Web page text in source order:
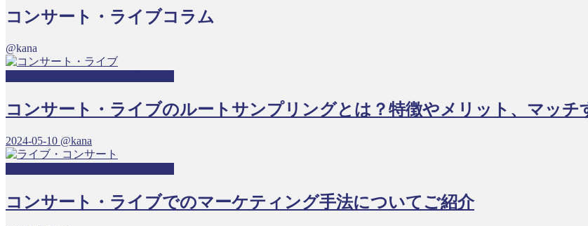
コンサート・ライブコラム
@kana
コンサート・ライブのルートサンプリングとは？特徴やメリット、マッチ
2024-05-10 @kana
コンサート・ライブでのマーケティング手法についてご紹介